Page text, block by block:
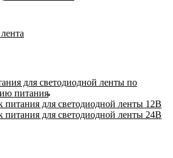
для светодиодной ленты по
питания
питания для светодиодной ленты 12В
питания для светодиодной ленты 24В